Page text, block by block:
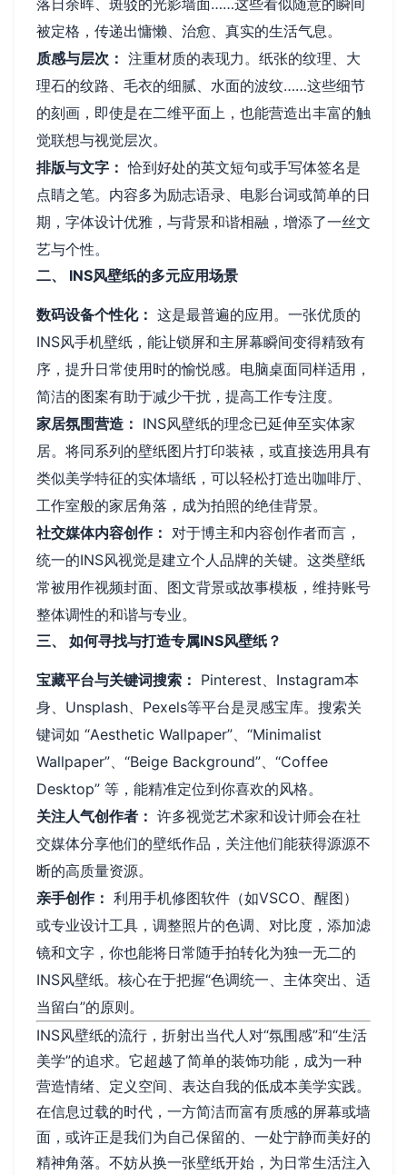
落日余晖、斑驳的光影墙面……这些看似随意的瞬间
被定格，传递出慵懒、治愈、真实的生活气息。
质感与层次： 注重材质的表现力。纸张的纹理、大
理石的纹路、毛衣的细腻、水面的波纹……这些细节
的刻画，即使是在二维平面上，也能营造出丰富的触
觉联想与视觉层次。
排版与文字： 恰到好处的英文短句或手写体签名是
点睛之笔。内容多为励志语录、电影台词或简单的日
期，字体设计优雅，与背景和谐相融，增添了一丝文
艺与个性。
二、 INS风壁纸的多元应用场景
数码设备个性化： 这是最普遍的应用。一张优质的
INS风手机壁纸，能让锁屏和主屏幕瞬间变得精致有
序，提升日常使用时的愉悦感。电脑桌面同样适用，
简洁的图案有助于减少干扰，提高工作专注度。
家居氛围营造： INS风壁纸的理念已延伸至实体家
居。将同系列的壁纸图片打印装裱，或直接选用具有
类似美学特征的实体墙纸，可以轻松打造出咖啡厅、
工作室般的家居角落，成为拍照的绝佳背景。
社交媒体内容创作： 对于博主和内容创作者而言，
统一的INS风视觉是建立个人品牌的关键。这类壁纸
常被用作视频封面、图文背景或故事模板，维持账号
整体调性的和谐与专业。
三、 如何寻找与打造专属INS风壁纸？
宝藏平台与关键词搜索： Pinterest、Instagram本
身、Unsplash、Pexels等平台是灵感宝库。搜索关
键词如 “Aesthetic Wallpaper”、“Minimalist
Wallpaper”、“Beige Background”、“Coffee
Desktop” 等，能精准定位到你喜欢的风格。
关注人气创作者： 许多视觉艺术家和设计师会在社
交媒体分享他们的壁纸作品，关注他们能获得源源不
断的高质量资源。
亲手创作： 利用手机修图软件（如VSCO、醒图）
或专业设计工具，调整照片的色调、对比度，添加滤
镜和文字，你也能将日常随手拍转化为独一无二的
INS风壁纸。核心在于把握“色调统一、主体突出、适
当留白”的原则。
INS风壁纸的流行，折射出当代人对“氛围感”和“生活
美学”的追求。它超越了简单的装饰功能，成为一种
营造情绪、定义空间、表达自我的低成本美学实践。
在信息过载的时代，一方简洁而富有质感的屏幕或墙
面，或许正是我们为自己保留的、一处宁静而美好的
精神角落。不妨从换一张壁纸开始，为日常生活注入